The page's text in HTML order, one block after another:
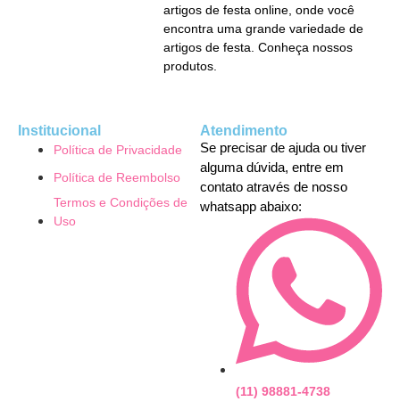
artigos de festa online, onde você
encontra uma grande variedade de
artigos de festa. Conheça nossos
produtos.
Institucional
Política de Privacidade
Política de Reembolso
Termos e Condições de
Uso
Atendimento
Se precisar de ajuda ou tiver
alguma dúvida, entre em
contato através de nosso
whatsapp abaixo:
(11) 98881-4738